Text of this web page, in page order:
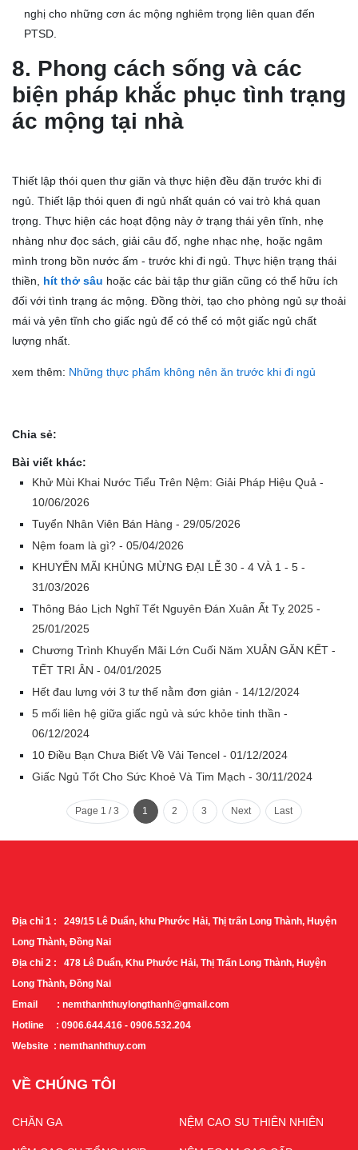
nghị cho những cơn ác mộng nghiêm trọng liên quan đến
PTSD.
8. Phong cách sống và các
biện pháp khắc phục tình trạng
ác mộng tại nhà
Thiết lập thói quen thư giãn và thực hiện đều đặn trước khi đi
ngủ. Thiết lập thói quen đi ngủ nhất quán có vai trò khá quan
trọng. Thực hiện các hoạt động này ở trạng thái yên tĩnh, nhẹ
nhàng như đọc sách, giải câu đố, nghe nhạc nhẹ, hoặc ngâm
mình trong bồn nước ấm - trước khi đi ngủ. Thực hiện trạng thái
thiền, hít thở sâu hoặc các bài tập thư giãn cũng có thể hữu ích
đối với tình trạng ác mộng. Đồng thời, tạo cho phòng ngủ sự thoải
mái và yên tĩnh cho giấc ngủ để có thể có một giấc ngủ chất
lượng nhất.
xem thêm: Những thực phẩm không nên ăn trước khi đi ngủ
Chia sẻ:
Bài viết khác:
Khử Mùi Khai Nước Tiểu Trên Nệm: Giải Pháp Hiệu Quả -
10/06/2026
Tuyển Nhân Viên Bán Hàng - 29/05/2026
Nệm foam là gì? - 05/04/2026
KHUYẾN MÃI KHỦNG MỪNG ĐẠI LỄ 30 - 4 VÀ 1 - 5 -
31/03/2026
Thông Báo Lịch Nghĩ Tết Nguyên Đán Xuân Ất Tỵ 2025 -
25/01/2025
Chương Trình Khuyến Mãi Lớn Cuối Năm XUÂN GĂN KẾT -
TẾT TRI ÂN - 04/01/2025
Hết đau lưng với 3 tư thế nằm đơn giản - 14/12/2024
5 mối liên hệ giữa giấc ngủ và sức khỏe tinh thần -
06/12/2024
10 Điều Bạn Chưa Biết Về Vải Tencel - 01/12/2024
Giấc Ngủ Tốt Cho Sức Khoẻ Và Tim Mạch - 30/11/2024
Page 1 / 3 1 2 3 Next Last
Địa chỉ 1 : 249/15 Lê Duẩn, khu Phước Hải, Thị trấn Long Thành, Huyện
Long Thành, Đồng Nai
Địa chỉ 2 : 478 Lê Duẩn, Khu Phước Hải, Thị Trấn Long Thành, Huyện
Long Thành, Đồng Nai
Email : nemthanhthuylongthanh@gmail.com
Hotline : 0906.644.416 - 0906.532.204
Website : nemthanhthuy.com
VỀ CHÚNG TÔI
CHĂN GA NỆM CAO SU THIÊN NHIÊN